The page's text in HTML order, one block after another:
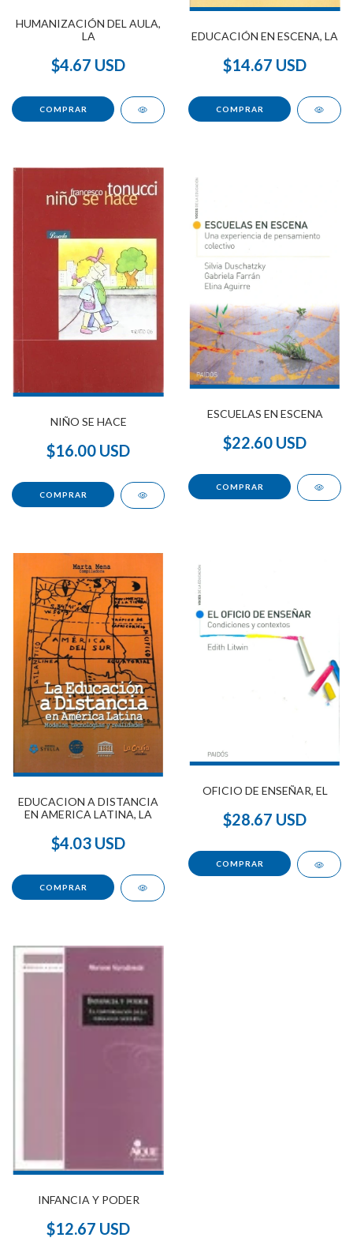
HUMANIZACIÓN DEL AULA,
LA
$4.67 USD
EDUCACIÓN EN ESCENA, LA
$14.67 USD
NIÑO SE HACE
$16.00 USD
ESCUELAS EN ESCENA
$22.60 USD
EDUCACION A DISTANCIA
EN AMERICA LATINA, LA
$4.03 USD
OFICIO DE ENSEÑAR, EL
$28.67 USD
INFANCIA Y PODER
$12.67 USD